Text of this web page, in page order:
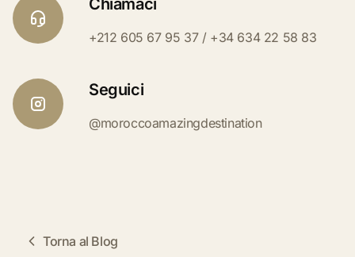
Chiamaci
+212 605 67 95 37 / +34 634 22 58 83
Seguici
@moroccoamazingdestination
Torna al Blog